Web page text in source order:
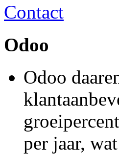
Contact
Odoo
Odoo
per jaar,